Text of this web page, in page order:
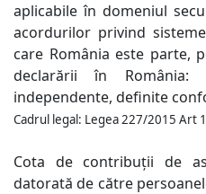
aplicabile în domeniul
acordurilor privind
care România este parte,
declarării în România:
independente, definite
Cadrul legal: Legea 227/2015 Art
Cota de contribuții de
datorată de către